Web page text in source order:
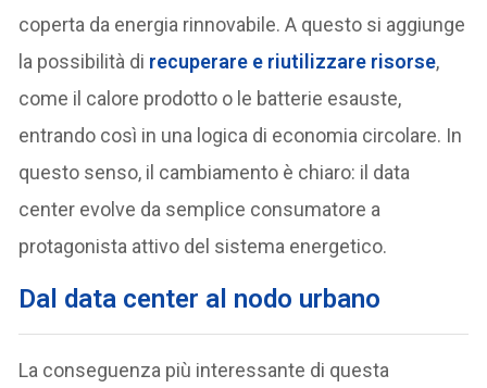
coperta da energia rinnovabile. A questo si aggiunge
la possibilità di recuperare e riutilizzare risorse,
come il calore prodotto o le batterie esauste,
entrando così in una logica di economia circolare. In
questo senso, il cambiamento è chiaro: il data
center evolve da semplice consumatore a
protagonista attivo del sistema energetico.
Dal data center al nodo urbano
La conseguenza più interessante di questa